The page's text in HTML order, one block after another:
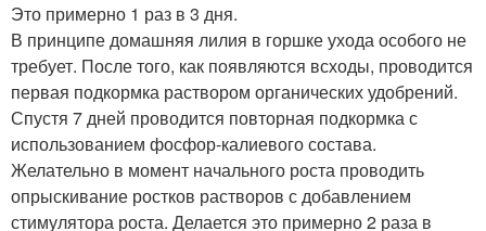
Это примерно 1 раз в 3 дня.
В принципе домашняя лилия в горшке ухода особого не
требует. После того, как появляются всходы, проводится
первая подкормка раствором органических удобрений.
Спустя 7 дней проводится повторная подкормка с
использованием фосфор-калиевого состава.
Желательно в момент начального роста проводить
опрыскивание ростков растворов с добавлением
стимулятора роста. Делается это примерно 2 раза в